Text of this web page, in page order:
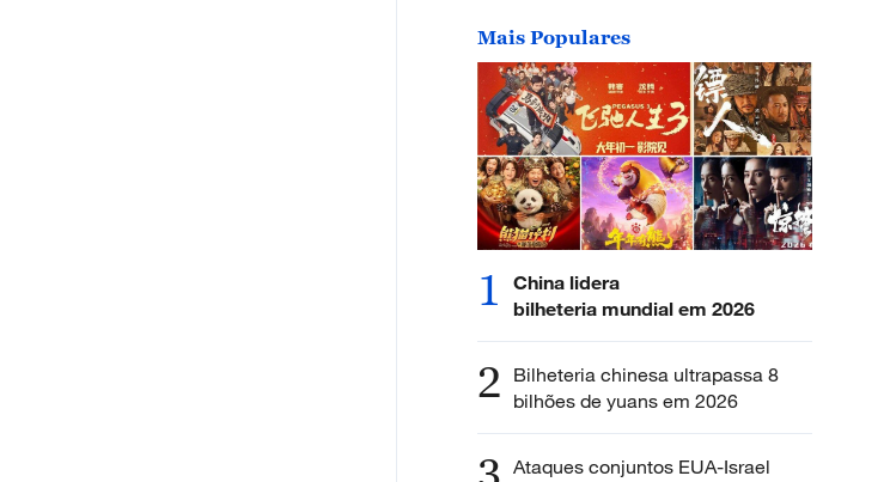
Mais Populares
1
China lidera
bilheteria mundial em 2026
2 Bilheteria chinesa ultrapassa 8
bilhões de yuans em 2026
Ataques conjuntos EUA-Israel